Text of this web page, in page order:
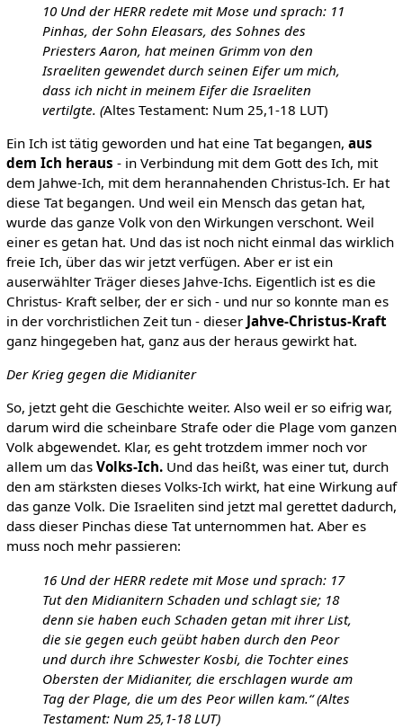
10 Und der HERR redete mit Mose und sprach: 11
Pinhas, der Sohn Eleasars, des Sohnes des
Priesters Aaron, hat meinen Grimm von den
Israeliten gewendet durch seinen Eifer um mich,
dass ich nicht in meinem Eifer die Israeliten
vertilgte. (Altes Testament: Num 25,1-18 LUT)
Ein Ich ist tätig geworden und hat eine Tat begangen, aus
dem Ich heraus - in Verbindung mit dem Gott des Ich, mit
dem Jahwe-Ich, mit dem herannahenden Christus-Ich. Er hat
diese Tat begangen. Und weil ein Mensch das getan hat,
wurde das ganze Volk von den Wirkungen verschont. Weil
einer es getan hat. Und das ist noch nicht einmal das wirklich
freie Ich, über das wir jetzt verfügen. Aber er ist ein
auserwählter Träger dieses Jahve-Ichs. Eigentlich ist es die
Christus- Kraft selber, der er sich - und nur so konnte man es
in der vorchristlichen Zeit tun - dieser Jahve-Christus-Kraft
ganz hingegeben hat, ganz aus der heraus gewirkt hat.
Der Krieg gegen die Midianiter
So, jetzt geht die Geschichte weiter. Also weil er so eifrig war,
darum wird die scheinbare Strafe oder die Plage vom ganzen
Volk abgewendet. Klar, es geht trotzdem immer noch vor
allem um das Volks-Ich.Und das heißt, was einer tut, durch
den am stärksten dieses Volks-Ich wirkt, hat eine Wirkung auf
das ganze Volk. Die Israeliten sind jetzt mal gerettet dadurch,
dass dieser Pinchas diese Tat unternommen hat. Aber es
muss noch mehr passieren:
16 Und der HERR redete mit Mose und sprach: 17
Tut den Midianitern Schaden und schlagt sie; 18
denn sie haben euch Schaden getan mit ihrer List,
die sie gegen euch geübt haben durch den Peor
und durch ihre Schwester Kosbi, die Tochter eines
Obersten der Midianiter, die erschlagen wurde am
Tag der Plage, die um des Peor willen kam.“ (Altes
Testament: Num 25,1-18 LUT)